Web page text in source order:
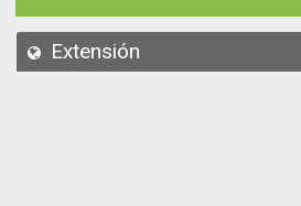
API
Extensión